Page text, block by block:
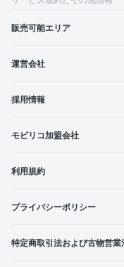
販売可能エリア
運営会社
採用情報
モビリコ加盟会社
利用規約
プライバシーポリシー
特定商取引法および古物営